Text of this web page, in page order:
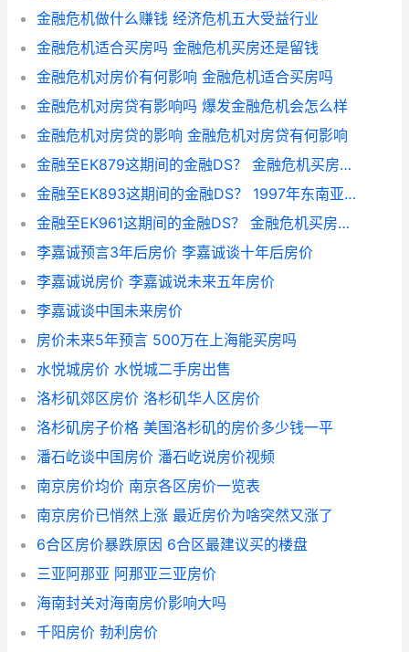
金融危机做什么赚钱 经济危机五大受益行业
金融危机适合买房吗 金融危机买房还是留钱
金融危机对房价有何影响 金融危机适合买房吗
金融危机对房贷有影响吗 爆发金融危机会怎么样
金融危机对房贷的影响 金融危机对房贷有何影响
金融至EK879这期间的金融DS？ 金融危机买房还是留钱
金融至EK893这期间的金融DS？ 1997年东南亚金融危机
金融至EK961这期间的金融DS？ 金融危机买房还是留钱
李嘉诚预言3年后房价 李嘉诚谈十年后房价
李嘉诚说房价 李嘉诚说未来五年房价
李嘉诚谈中国未来房价
房价未来5年预言 500万在上海能买房吗
水悦城房价 水悦城二手房出售
洛杉矶郊区房价 洛杉矶华人区房价
洛杉矶房子价格 美国洛杉矶的房价多少钱一平
潘石屹谈中国房价 潘石屹说房价视频
南京房价均价 南京各区房价一览表
南京房价已悄然上涨 最近房价为啥突然又涨了
6合区房价暴跌原因 6合区最建议买的楼盘
三亚阿那亚 阿那亚三亚房价
海南封关对海南房价影响大吗
千阳房价 勃利房价